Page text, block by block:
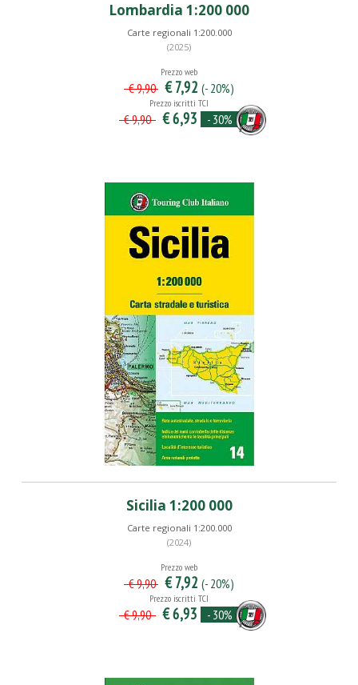
Lombardia 1:200 000
Carte regionali 1:200.000
(2025)
Prezzo web
€ 9,90 € 7,92 (- 20%)
Prezzo iscritti TCI
€ 9,90 € 6,93 - 30%
Sicilia 1:200 000
Carte regionali 1:200.000
(2024)
Prezzo web
€ 9,90 € 7,92 (- 20%)
Prezzo iscritti TCI
€ 9,90 € 6,93 - 30%